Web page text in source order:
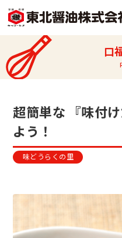
口
超簡単な 『味付
よう！
味どうらくの里